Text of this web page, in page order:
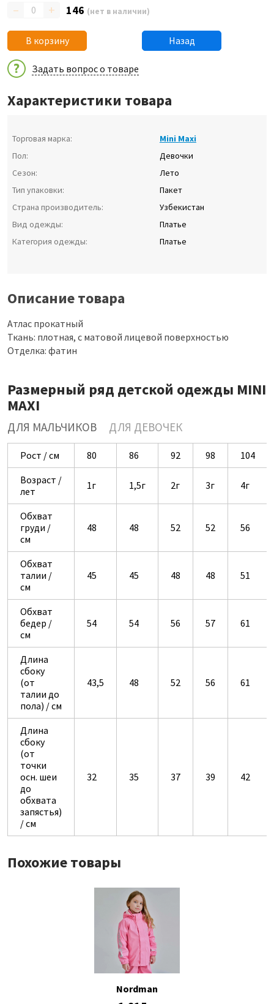
– + 146 (нет в наличии)
В корзину Назад
Задать вопрос о товаре
Характеристики товара
Торговая марка:
Mini Maxi
Пол:
Девочки
Сезон:
Лето
Тип упаковки:
Пакет
Страна производитель:
Узбекистан
Вид одежды:
Платье
Категория одежды:
Платье
Описание товара
Атлас прокатный
Ткань: плотная, с матовой лицевой поверхностью
Отделка: фатин
Размерный ряд детской одежды MINI
MAXI
ДЛЯ МАЛЬЧИКОВ ДЛЯ ДЕВОЧЕК
Рост / см 80 86 92 98
104
Возраст /
лет
1г 1,5г 2г 3г 4г
Обхват
груди /
см
48 48 52 52 56
Обхват
талии /
см
45 45 48 48 51
Обхват
бедер /
см
54 54 56 57 61
Длина
сбоку
(от
талии до
пола) / см
43,5 48 52 56 61
Длина
сбоку
(от
точки
осн. шеи
до
обхвата
запястья)
/ см
32 35 37 39 42
Похожие товары
Nordman